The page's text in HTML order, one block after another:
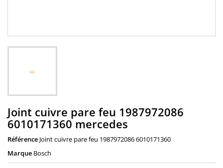
Joint cuivre pare feu 1987972086
6010171360 mercedes
Référence Joint cuivre pare feu 1987972086 6010171360
Marque Bosch